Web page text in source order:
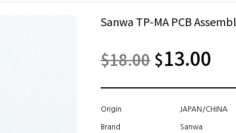
Sanwa TP-MA PCB
$18.00 $13.00
Origin JAPAN/CHINA
Brand Sanwa